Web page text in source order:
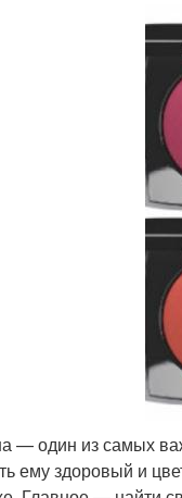
— один из самых
ему здоровый и